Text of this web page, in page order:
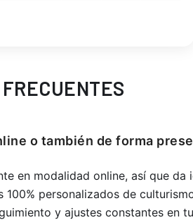
o también de forma
en modalidad online, así que
100% personalizados de
y ajustes constantes en